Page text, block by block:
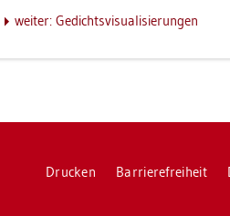
wei­ter: Ge­dichts­vi­sua­li­sie­run­gen
Dru­cken Bar­rie­re­frei­heit